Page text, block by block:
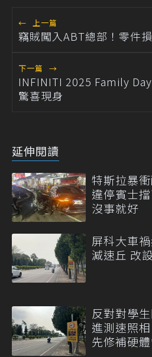
← 上一篇
竊賊闖入ABT總部！零件
下一篇 →
INFINITI 2025 Family
驚喜現身
延伸閱讀
特斯拉暴
違停賓士
沒事就好
屏科大車
減速丘 改
反對對學
進測速照
先修補硬